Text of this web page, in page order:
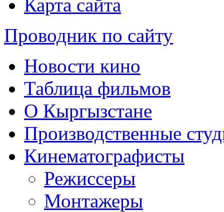
Карта сайта
Проводник по сайту
Новости кино
Таблица фильмов
О Кыргызстане
Производственные
Кинематографисты
Режиссеры
Монтажеры